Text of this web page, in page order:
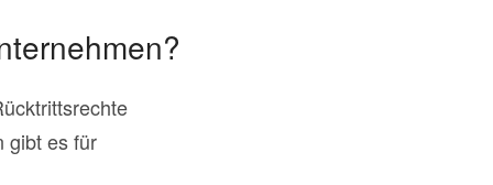
gibt es für